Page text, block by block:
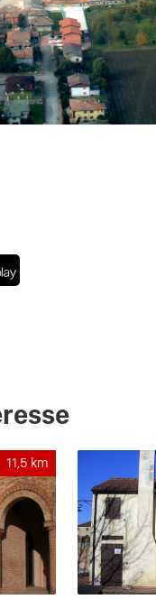
11,5 km